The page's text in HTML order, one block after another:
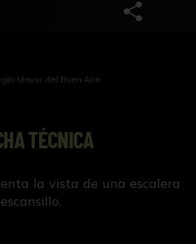
Mayor del Buen Aire
TÉCNICA
la vista de una escalera